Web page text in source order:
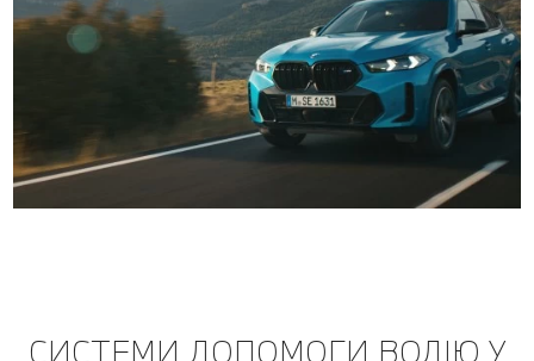
СИСТЕМИ ДОПОМОГИ ВОДІЮ У